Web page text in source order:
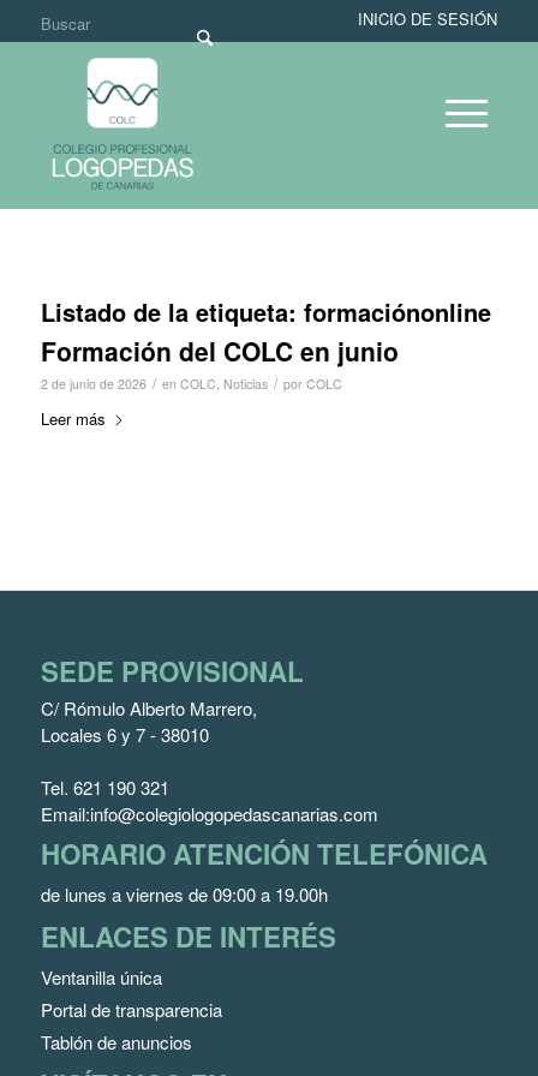
INICIO DE SESIÓN
Listado de la etiqueta: formaciónonline
Formación del COLC en junio
2 de junio de 2026 / en COLC, Noticias / por COLC
Leer más
SEDE PROVISIONAL
C/ Rómulo Alberto Marrero,
Locales 6 y 7 - 38010
Tel. 621 190 321
Email:info@colegiologopedascanarias.com
HORARIO ATENCIÓN TELEFÓNICA
de lunes a viernes de 09:00 a 19.00h
ENLACES DE INTERÉS
Ventanilla única
Portal de transparencia
Tablón de anuncios